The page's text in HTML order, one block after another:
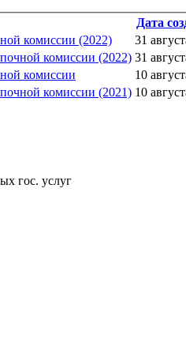
Дата
комиссии (2022)
31
комиссии (2022) 31
комиссии
10
комиссии (2021) 10
гос. услуг